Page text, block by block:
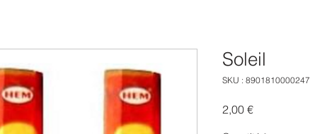
Soleil
SKU : 8901810000247
2,00 €Prix